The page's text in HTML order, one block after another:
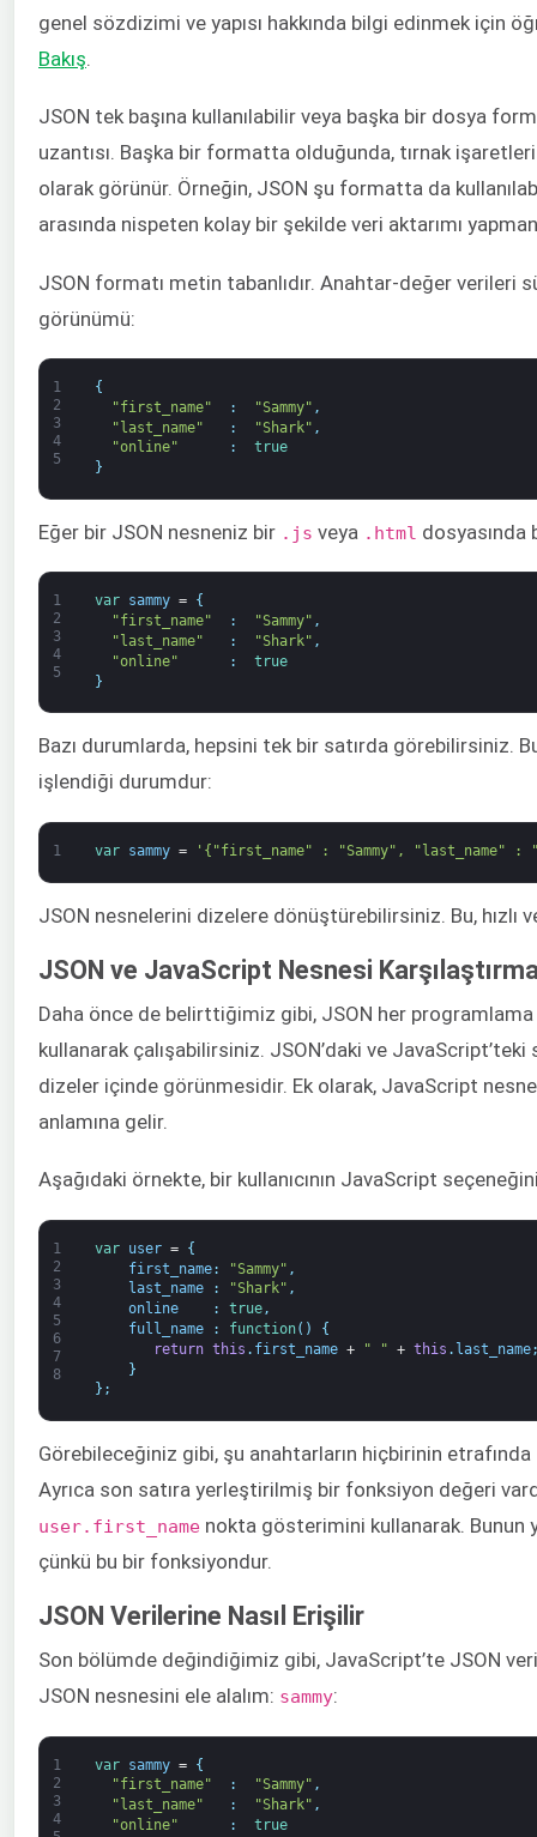
genel sözdizimi ve yapısı hakkında bilgi edinmek için
Bakış
JSON tek başına kullanılabilir veya başka bir dosya
uzantısı. Başka bir formatta olduğunda, tırnak
olarak görünür. Örneğin, JSON şu formatta da
arasında nispeten kolay bir şekilde veri aktarımı
JSON formatı metin tabanlıdır. Anahtar-değer
görünümü:
1
2
3
4
5
{
"first_name"
: "Sammy" ,
"last_name"
: "Shark" ,
"online"
:
true
}
Eğer bir JSON nesneniz bir .js veya .html dosyasında
1
2
3
4
5
var sammy =
{
"first_name"
: "Sammy" ,
"last_name"
: "Shark" ,
"online"
:
true
}
Bazı durumlarda, hepsini tek bir satırda görebilirsiniz.
işlendiği durumdur:
1 var sammy = '{"first_name" : "Sammy", "last_name"
JSON nesnelerini dizelere dönüştürebilirsiniz. Bu, hızlı
JSON ve JavaScript Nesnesi
Daha önce de belirttiğimiz gibi, JSON her
kullanarak çalışabilirsiniz. JSON’daki ve
dizeler içinde görünmesidir. Ek olarak, JavaScript
anlamına gelir.
Aşağıdaki örnekte, bir kullanıcının JavaScript
1
2
3
4
5
6
7
8
var user =
{
first_name: "Sammy" ,
last_name
: "Shark" ,
online
: true,
full_name
: function( )
{
return this . first_name + " " + this . last_name
}
} ;
Görebileceğiniz gibi, şu anahtarların hiçbirinin
Ayrıca son satıra yerleştirilmiş bir fonksiyon değeri
user.first_name nokta gösterimini kullanarak. Bunun
çünkü bu bir fonksiyondur.
JSON Verilerine Nasıl Erişilir
Son bölümde değindiğimiz gibi, JavaScript’te JSON
JSON nesnesini ele alalım: sammy:
1
2
3
4
var sammy =
{
"first_name"
: "Sammy" ,
"last_name"
: "Shark" ,
"online"
:
true